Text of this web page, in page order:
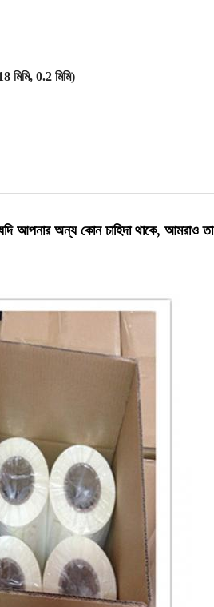
মিমি, 0.2 মিমি)
আপনার অন্য কোন চাহিদা থাকে, আমরাও তা